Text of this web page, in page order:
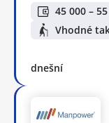
45 000 –
Vhodné
dnešní